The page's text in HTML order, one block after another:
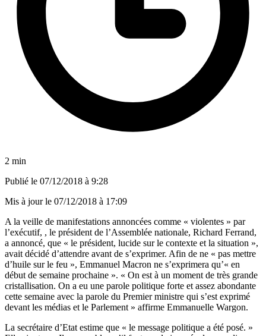
2 min
Publié le 07/12/2018 à 9:28
Mis à jour le 07/12/2018 à 17:09
A la veille de manifestations annoncées comme « violentes » par
l’exécutif, , le président de l’Assemblée nationale, Richard Ferrand,
a annoncé, que « le président, lucide sur le contexte et la situation »,
avait décidé d’attendre avant de s’exprimer. Afin de ne « pas mettre
d’huile sur le feu », Emmanuel Macron ne s’exprimera qu’« en
début de semaine prochaine ». « On est à un moment de très grande
cristallisation. On a eu une parole politique forte et assez abondante
cette semaine avec la parole du Premier ministre qui s’est exprimé
devant les médias et le Parlement » affirme Emmanuelle Wargon.
La secrétaire d’Etat estime que « le message politique a été posé. »